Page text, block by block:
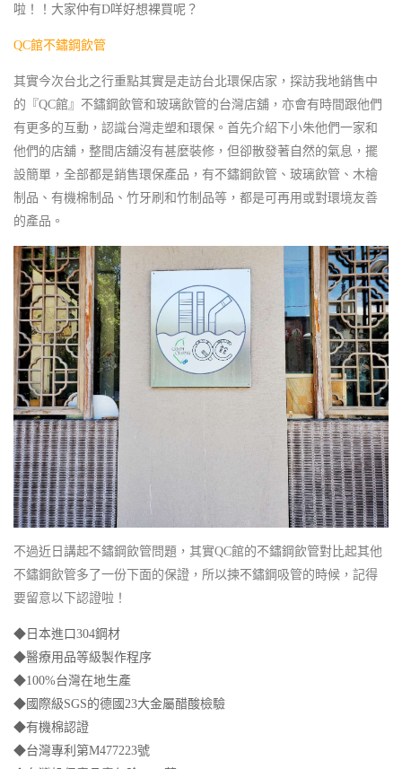
啦！！大家仲有D咩好想裸買呢？
QC館不鏽鋼飲管
其實今次台北之行重點其實是走訪台北環保店家，探訪我地銷售中
的『QC館』不鏽鋼飲管和玻璃飲管的台灣店舖，亦會有時間跟他們
有更多的互動，認識台灣走塑和環保。首先介紹下小朱他們一家和
他們的店舖，整間店舖沒有甚麼裝修，但卻散發著自然的氣息，擺
設簡單，全部都是銷售環保產品，有不鏽鋼飲管、玻璃飲管、木檜
制品、有機棉制品、竹牙刷和竹制品等，都是可再用或對環境友善
的產品。
不過近日講起不鏽鋼飲管問題，其實QC館的不鏽鋼飲管對比起其他
不鏽鋼飲管多了一份下面的保證，所以揀不鏽鋼吸管的時候，記得
要留意以下認證啦！
◆日本進口304鋼材
◆醫療用品等級製作程序
◆100%台灣在地生產
◆國際級SGS的德國23大金屬醋酸檢驗
◆有機棉認證
◆台灣專利第M477223號